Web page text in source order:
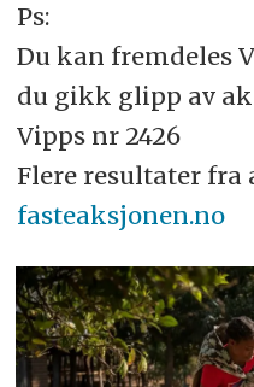
Ps:
Du kan fremdeles
du gikk glipp av
Vipps nr 2426
Flere resultater
fasteaksjonen.no